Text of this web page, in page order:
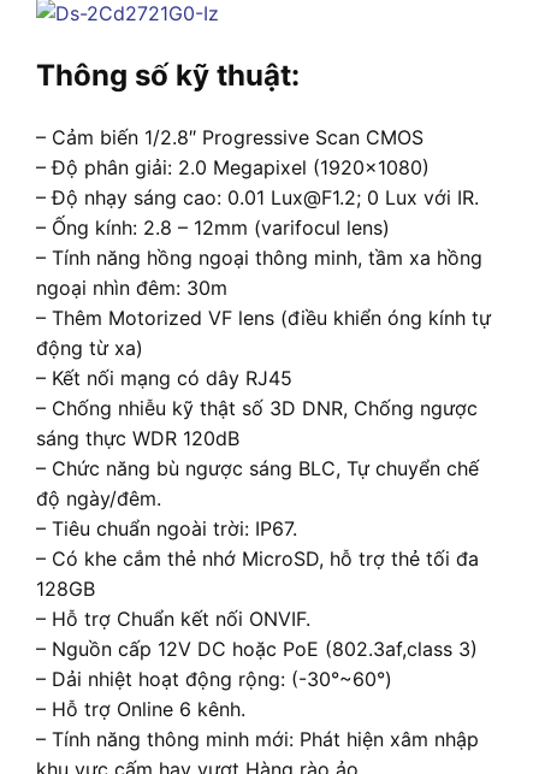
Thông số kỹ thuật:
– Cảm biến 1/2.8″ Progressive Scan CMOS
– Độ phân giải: 2.0 Megapixel (1920×1080)
– Độ nhạy sáng cao: 0.01 Lux@F1.2; 0 Lux với IR.
– Ống kính: 2.8 – 12mm (varifocul lens)
– Tính năng hồng ngoại thông minh, tầm xa hồng
ngoại nhìn đêm: 30m
– Thêm Motorized VF lens (điều khiển óng kính tự
động từ xa)
– Kết nối mạng có dây RJ45
– Chống nhiễu kỹ thật số 3D DNR, Chống ngược
sáng thực WDR 120dB
– Chức năng bù ngược sáng BLC, Tự chuyển chế
độ ngày/đêm.
– Tiêu chuẩn ngoài trời: IP67.
– Có khe cắm thẻ nhớ MicroSD, hỗ trợ thẻ tối đa
128GB
– Hỗ trợ Chuẩn kết nối ONVIF.
– Nguồn cấp 12V DC hoặc PoE (802.3af,class 3)
– Dải nhiệt hoạt động rộng: (-30°~60°)
– Hỗ trợ Online 6 kênh.
– Tính năng thông minh mới: Phát hiện xâm nhập